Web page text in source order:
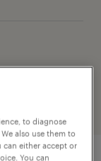
to diagnose
also use them to
can either accept or
You can